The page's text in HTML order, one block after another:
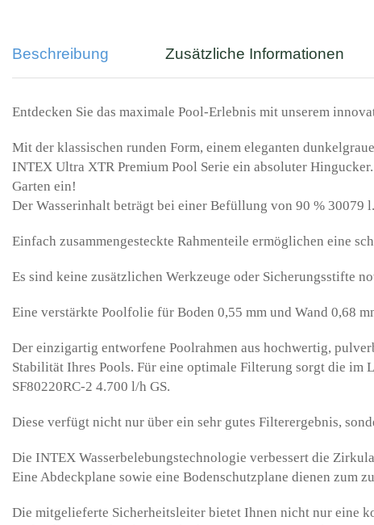
Beschreibung Zusätzliche Informationen
Entdecken Sie das maximale Pool-Erlebnis mit unserem
Mit der klassischen runden Form, einem eleganten
INTEX Ultra XTR Premium Pool Serie ein absoluter
Garten ein!
Der Wasserinhalt beträgt bei einer Befüllung von 90 % 30079 l.
Einfach zusammengesteckte Rahmenteile ermöglichen eine
Es sind keine zusätzlichen Werkzeuge oder Sicherungsstifte
Eine verstärkte Poolfolie für Boden 0,55 mm und Wand 0,68
Der einzigartig entworfene Poolrahmen aus hochwertig,
Stabilität Ihres Pools. Für eine optimale Filterung sorgt die
SF80220RC-2 4.700 l/h GS.
Diese verfügt nicht nur über ein sehr gutes Filterergebnis,
Die INTEX Wasserbelebungstechnologie verbessert die
Eine Abdeckplane sowie eine Bodenschutzplane dienen zum
Die mitgelieferte Sicherheitsleiter bietet Ihnen nicht nur eine